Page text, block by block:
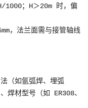
1000；H＞20m 时，偏
，法兰面需与接管轴线
（如氩弧焊、埋弧
焊材型号（如 ER308、